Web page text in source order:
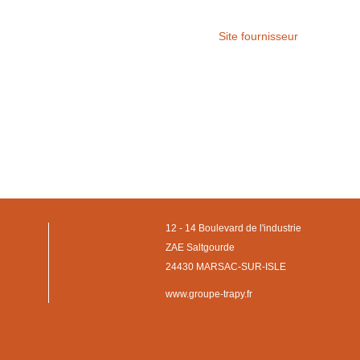
Site fournisseur
12 - 14 Boulevard de l'industrie
ZAE Saltgourde
24430 MARSAC-SUR-ISLE
www.groupe-trapy.fr